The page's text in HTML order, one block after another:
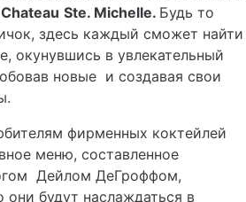
Chateau Ste. Michelle. Будь то
здесь каждый сможет найти
окунувшись в увлекательный
новые и создавая свои
фирменных коктейлей
меню, составленное
Дейлом ДеГроффом,
они будут наслаждаться в